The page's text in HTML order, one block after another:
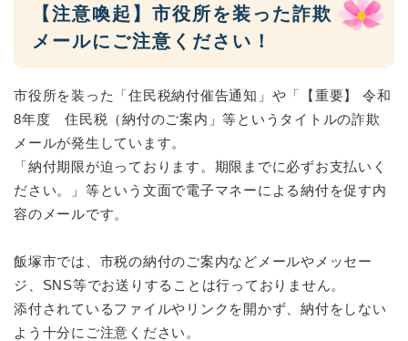
【注意喚起】市役所を装った詐欺
メールにご注意ください！
市役所を装った「住民税納付催告通知」や「【重要】 令和
8年度 住民税（納付のご案内」等というタイトルの詐欺
メールが発生しています。
「納付期限が迫っております。期限までに必ずお支払いく
ださい。」等という文面で電子マネーによる納付を促す内
容のメールです。
飯塚市では、市税の納付のご案内などメールやメッセー
ジ、SNS等でお送りすることは行っておりません。
添付されているファイルやリンクを開かず、納付をしない
よう十分にご注意ください。